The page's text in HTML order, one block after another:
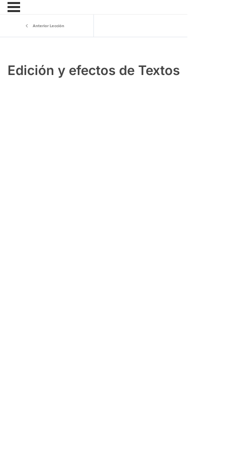
Anterior Lección
Edición y efectos de Textos